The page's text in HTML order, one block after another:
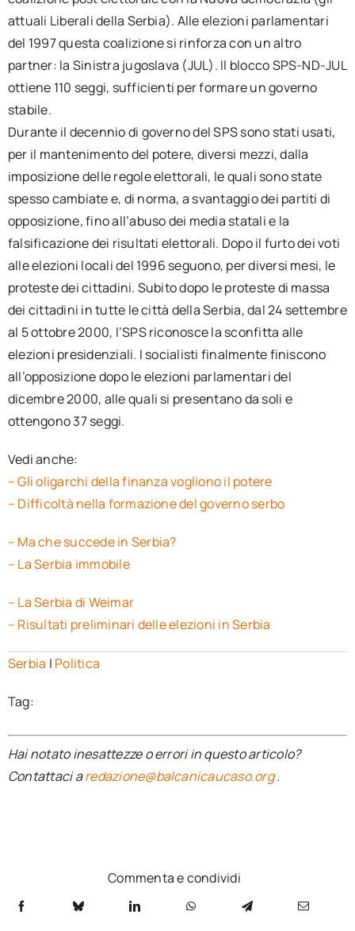
attuali Liberali della Serbia). Alle elezioni parlamentari
del 1997 questa coalizione si rinforza con un altro
partner: la Sinistra jugoslava (JUL). Il blocco SPS-ND-JUL
ottiene 110 seggi, sufficienti per formare un governo
stabile.
Durante il decennio di governo del SPS sono stati usati,
per il mantenimento del potere, diversi mezzi, dalla
imposizione delle regole elettorali, le quali sono state
spesso cambiate e, di norma, a svantaggio dei partiti di
opposizione, fino all’abuso dei media statali e la
falsificazione dei risultati elettorali. Dopo il furto dei voti
alle elezioni locali del 1996 seguono, per diversi mesi, le
proteste dei cittadini. Subito dopo le proteste di massa
dei cittadini in tutte le città della Serbia, dal 24 settembre
al 5 ottobre 2000, l’SPS riconosce la sconfitta alle
elezioni presidenziali. I socialisti finalmente finiscono
all’opposizione dopo le elezioni parlamentari del
dicembre 2000, alle quali si presentano da soli e
ottengono 37 seggi.
Vedi anche:
– Gli oligarchi della finanza vogliono il potere
– Difficoltà nella formazione del governo serbo
– Ma che succede in Serbia?
– La Serbia immobile
– La Serbia di Weimar
– Risultati preliminari delle elezioni in Serbia
Serbia | Politica
Tag:
Hai notato inesattezze o errori in questo articolo?
Contattaci aredazione@balcanicaucaso.org.
Commenta e condividi